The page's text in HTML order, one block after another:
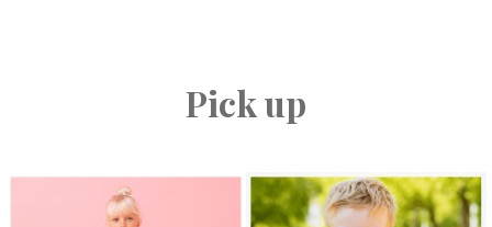
Pick up